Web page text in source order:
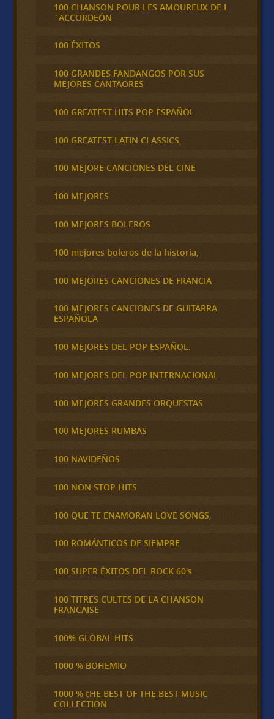
100 CHANSON POUR LES AMOUREUX DE L
´ACCORDEÓN
100 ÉXITOS
100 GRANDES FANDANGOS POR SUS
MEJORES CANTAORES
100 GREATEST HITS POP ESPAÑOL
100 GREATEST LATIN CLASSICS,
100 MEJORE CANCIONES DEL CINE
100 MEJORES
100 MEJORES BOLEROS
100 mejores boleros de la historia,
100 MEJORES CANCIONES DE FRANCIA
100 MEJORES CANCIONES DE GUITARRA
ESPAÑOLA
100 MEJORES DEL POP ESPAÑOL.
100 MEJORES DEL POP INTERNACIONAL
100 MEJORES GRANDES ORQUESTAS
100 MEJORES RUMBAS
100 NAVIDEÑOS
100 NON STOP HITS
100 QUE TE ENAMORAN LOVE SONGS,
100 ROMÁNTICOS DE SIEMPRE
100 SUPER ÉXITOS DEL ROCK 60's
100 TITRES CULTES DE LA CHANSON
FRANCAISE
100% GLOBAL HITS
1000 % BOHEMIO
1000 % tHE BEST OF THE BEST MUSIC
COLLECTION